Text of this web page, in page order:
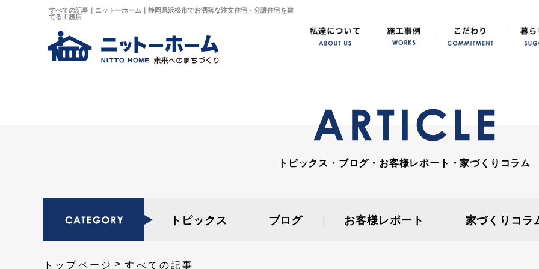
すべての記事｜ニットーホーム｜静岡県浜松市でお洒落な注文住宅・分譲住宅を建
てる工務店
トピックス・ブログ・お客様レポート・家づくりコラム
トピックス ブログ お客様レポート 家づくりコラ
トップページ すべての記事